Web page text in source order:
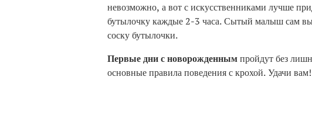
невозможно, а вот с искусственниками лучше
бутылочку каждые 2-3 часа. Сытый малыш сам
соску бутылочки.
Первые дни с новорожденнымпройдут без
основные правила поведения с крохой. Удачи вам!